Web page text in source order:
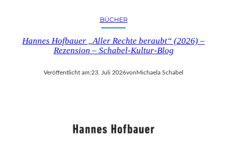
BÜCHER
Hannes Hofbauer „Aller Rechte beraubt“ (2026) –
Rezension – Schabel-Kultur-Blog
Veröffentlicht am:23. Juli 2026vonMichaela Schabel